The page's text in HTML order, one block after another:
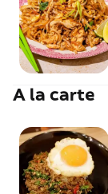
A la carte